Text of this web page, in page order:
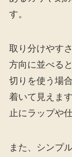
す。
取り分けやす
方向に並べる
切りを使う場
着いて見えま
止にラップや
また、シンプ